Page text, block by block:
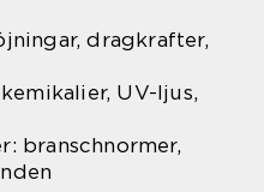
dragkrafter,
UV-ljus,
branschnormer,